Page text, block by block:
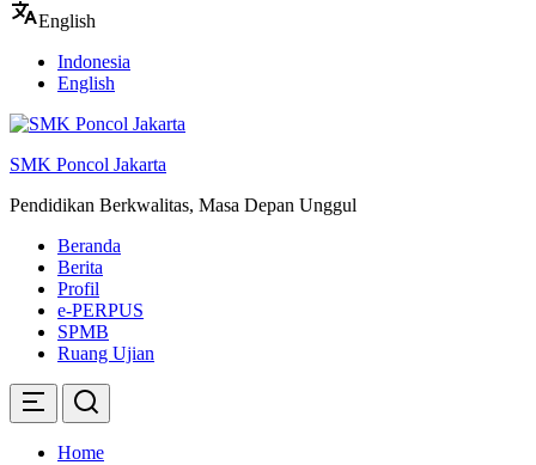
English
Indonesia
English
SMK Poncol Jakarta
Pendidikan Berkwalitas, Masa Depan Unggul
Beranda
Berita
Profil
e-PERPUS
SPMB
Ruang Ujian
Home